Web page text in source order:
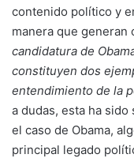
contenido político y
manera que generan
candidatura de
constituyen dos
entendimiento de la
a dudas, esta ha
el caso de Obama,
principal legado